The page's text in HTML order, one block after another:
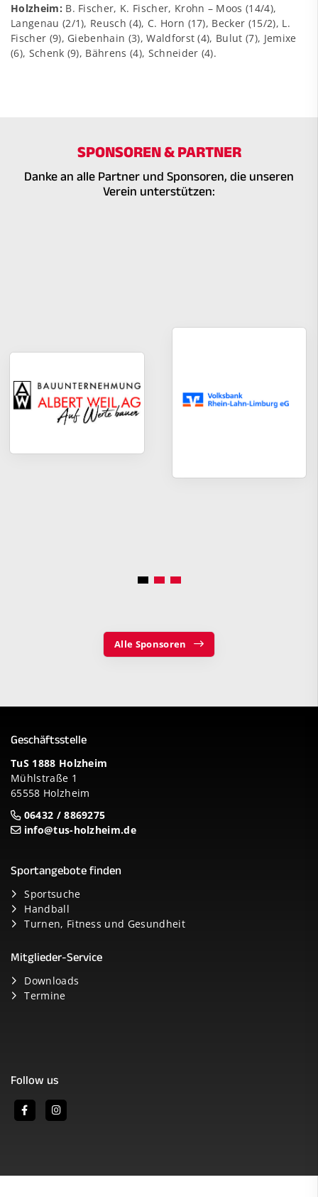
Holzheim: B. Fischer, K. Fischer, Krohn – Moos (14/4),
Langenau (2/1), Reusch (4), C. Horn (17), Becker (15/2), L.
Fischer (9), Giebenhain (3), Waldforst (4), Bulut (7), Jemixe
(6), Schenk (9), Bährens (4), Schneider (4).
SPONSOREN & PARTNER
Danke an alle Partner und Sponsoren, die unseren
Verein unterstützen:
Alle Sponsoren
Geschäftsstelle
TuS 1888 Holzheim
Mühlstraße 1
65558 Holzheim
06432 / 8869275
info@tus-holzheim.de
Sportangebote finden
Sportsuche
Handball
Turnen, Fitness und Gesundheit
Mitglieder-Service
Downloads
Termine
Follow us